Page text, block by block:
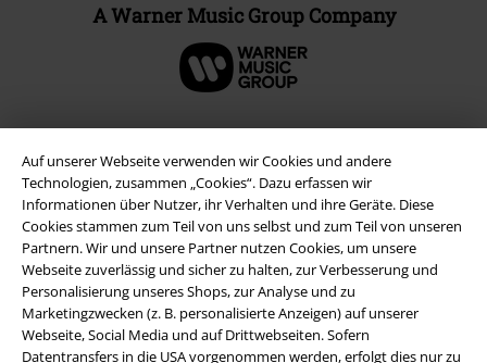
Auf unserer Webseite verwenden wir Cookies und andere
Technologien, zusammen „Cookies“. Dazu erfassen wir
Informationen über Nutzer, ihr Verhalten und ihre Geräte. Diese
Cookies stammen zum Teil von uns selbst und zum Teil von unseren
Partnern. Wir und unsere Partner nutzen Cookies, um unsere
Webseite zuverlässig und sicher zu halten, zur Verbesserung und
Personalisierung unseres Shops, zur Analyse und zu
Marketingzwecken (z. B. personalisierte Anzeigen) auf unserer
Webseite, Social Media und auf Drittwebseiten. Sofern
Datentransfers in die USA vorgenommen werden, erfolgt dies nur zu
A Warner Music Group Company
Rechtliches